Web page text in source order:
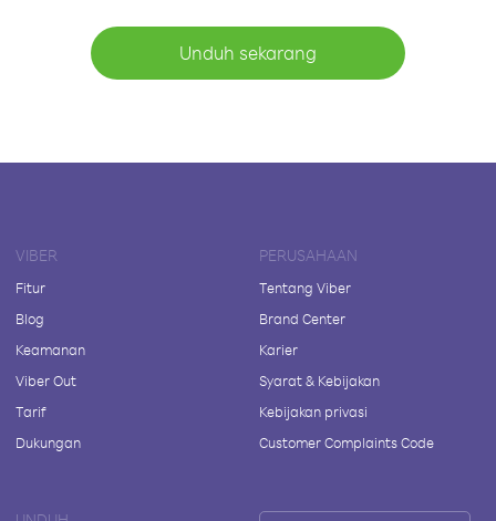
Unduh sekarang
VIBER
Fitur
Blog
Keamanan
Viber Out
Tarif
Dukungan
PERUSAHAAN
Tentang Viber
Brand Center
Karier
Syarat & Kebijakan
Kebijakan privasi
Customer Complaints Code